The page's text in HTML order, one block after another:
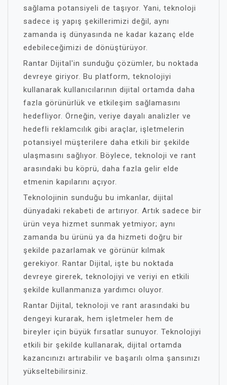
sağlama potansiyeli de taşıyor. Yani, teknoloji
sadece iş yapış şekillerimizi değil, aynı
zamanda iş dünyasında ne kadar kazanç elde
edebileceğimizi de dönüştürüyor.
Rantar Dijital'in sunduğu çözümler, bu noktada
devreye giriyor. Bu platform, teknolojiyi
kullanarak kullanıcılarının dijital ortamda daha
fazla görünürlük ve etkileşim sağlamasını
hedefliyor. Örneğin, veriye dayalı analizler ve
hedefli reklamcılık gibi araçlar, işletmelerin
potansiyel müşterilere daha etkili bir şekilde
ulaşmasını sağlıyor. Böylece, teknoloji ve rant
arasındaki bu köprü, daha fazla gelir elde
etmenin kapılarını açıyor.
Teknolojinin sunduğu bu imkanlar, dijital
dünyadaki rekabeti de artırıyor. Artık sadece bir
ürün veya hizmet sunmak yetmiyor; aynı
zamanda bu ürünü ya da hizmeti doğru bir
şekilde pazarlamak ve görünür kılmak
gerekiyor. Rantar Dijital, işte bu noktada
devreye girerek, teknolojiyi ve veriyi en etkili
şekilde kullanmanıza yardımcı oluyor.
Rantar Dijital, teknoloji ve rant arasındaki bu
dengeyi kurarak, hem işletmeler hem de
bireyler için büyük fırsatlar sunuyor. Teknolojiyi
etkili bir şekilde kullanarak, dijital ortamda
kazancınızı artırabilir ve başarılı olma şansınızı
yükseltebilirsiniz.